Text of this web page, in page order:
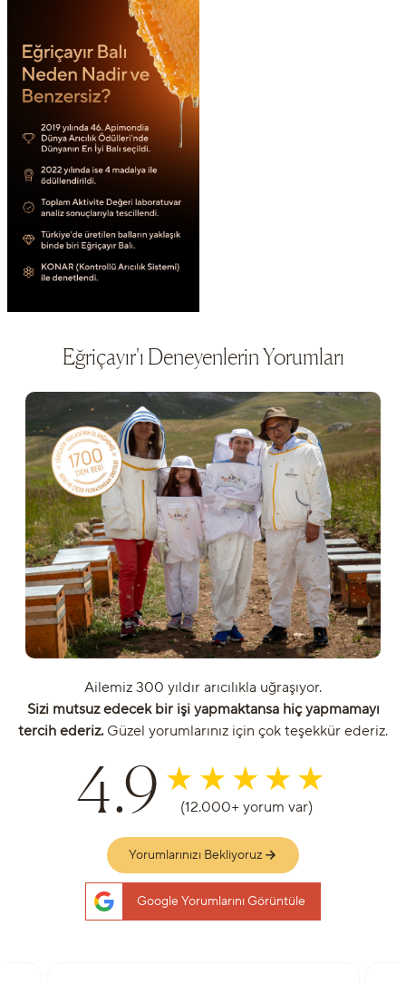
Eğriçayır'ı Deneyenlerin Yorumları
Ailemiz 300 yıldır arıcılıkla uğraşıyor.
Sizi mutsuz edecek bir işi yapmaktansa hiç yapmamayı
tercih ederiz. Güzel yorumlarınız için çok teşekkür ederiz.
4.9 (12.000+ yorum var)
Yorumlarınızı Bekliyoruz
Google Yorumlarını Görüntüle